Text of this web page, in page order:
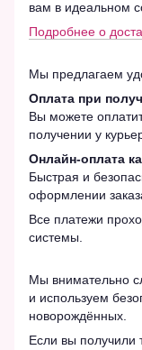
вам в идеальном
Подробнее о
Мы предлагаем
Оплата при
Вы можете
получении у
Онлайн-оплата
Быстрая и
оформлении
Все платежи
системы.
Мы внимательно
и используем
новорождённых.
Если вы получили